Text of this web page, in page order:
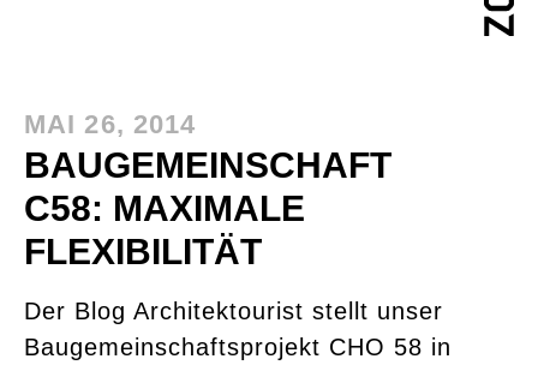
MAI 26, 2014
BAUGEMEINSCHAFT
C58: MAXIMALE
FLEXIBILITÄT
Der Blog Architektourist stellt unser
Baugemeinschaftsprojekt CHO 58 in